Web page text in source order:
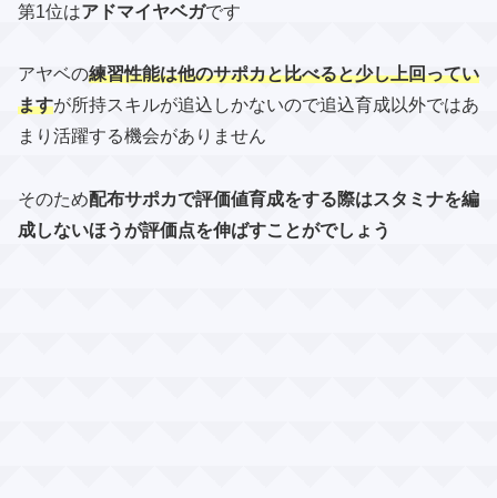
第1位はアドマイヤベガです
アヤベの練習性能は他のサポカと比べると少し上回ってい
ますが​所持スキルが追込しかないので追込育成以外ではあ
まり活躍する機会がありません
そのため配布サポカで評価値育成をする際はスタミナを編
成しないほうが​評価点を伸ばすことがでしょう